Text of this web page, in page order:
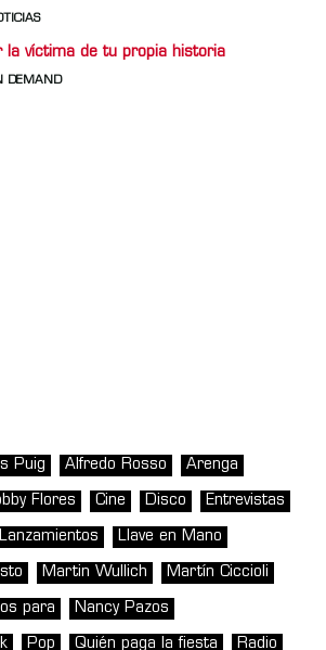
la víctima de tu propia historia
DEMAND
Puig Alfredo Rosso Arenga
Flores Cine Disco Entrevistas
Lanzamientos Llave en Mano
Martin Wullich Martín Ciccioli
para Nancy Pazos
Pop Quién paga la fiesta Radio